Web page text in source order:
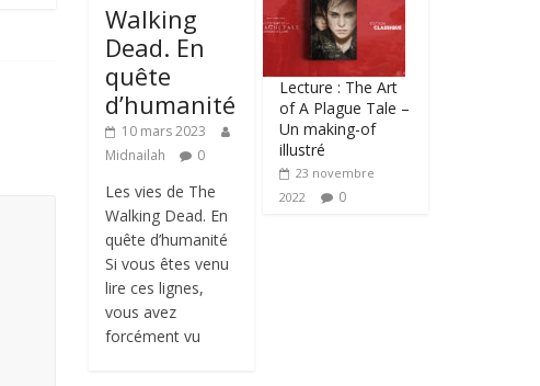
Walking
Dead. En
quête
d’humanité
10 mars 2023
Midnailah
0
Les vies de The
Walking Dead. En
quête d’humanité
Si vous êtes venu
lire ces lignes,
vous avez
forcément vu
Lecture : The Art
of A Plague Tale –
Un making-of
illustré
23 novembre
2022
0